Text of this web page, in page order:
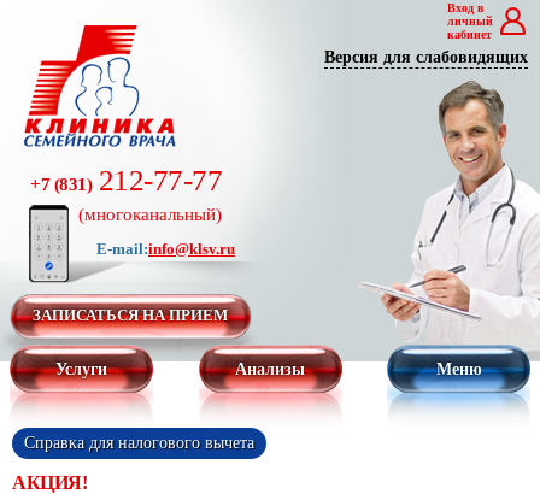
ЗАПИСАТЬСЯ НА ПРИЕМ
E-mail:info@klsv.ru
+7 (831)212-77-77
(многоканальный)
Версия для слабовидящих
Вход в
личный
кабинет
Услуги Анализы Меню
Справка для налогового вычета
АКЦИЯ!